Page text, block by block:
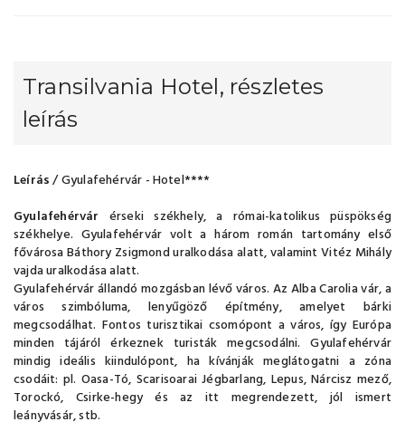
Transilvania Hotel, részletes
leírás
Leírás/ Gyulafehérvár - Hotel****
Gyulafehérvár érseki székhely, a római-katolikus püspökség
székhelye. Gyulafehérvár volt a három román tartomány első
fővárosa Báthory Zsigmond uralkodása alatt, valamint Vitéz Mihály
vajda uralkodása alatt.
Gyulafehérvár állandó mozgásban lévő város. Az Alba Carolia vár, a
város szimbóluma, lenyűgöző építmény, amelyet bárki
megcsodálhat. Fontos turisztikai csomópont a város, így Európa
minden tájáról érkeznek turisták megcsodálni. Gyulafehérvár
mindig ideális kiindulópont, ha kívánják meglátogatni a zóna
csodáit: pl. Oasa-Tó, Scarisoarai Jégbarlang, Lepus, Nárcisz mező,
Torockó, Csirke-hegy és az itt megrendezett, jól ismert
leányvásár, stb.